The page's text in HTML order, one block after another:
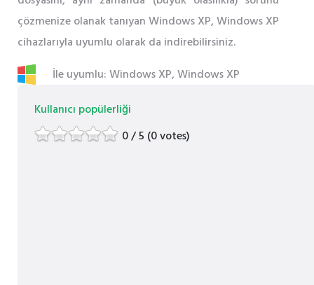
çözmenize olanak tanıyan Windows XP, Windows XP
cihazlarıyla uyumlu olarak da indirebilirsiniz.
İle uyumlu: Windows XP, Windows XP
Kullanıcı popülerliği
0 / 5 (0 votes)